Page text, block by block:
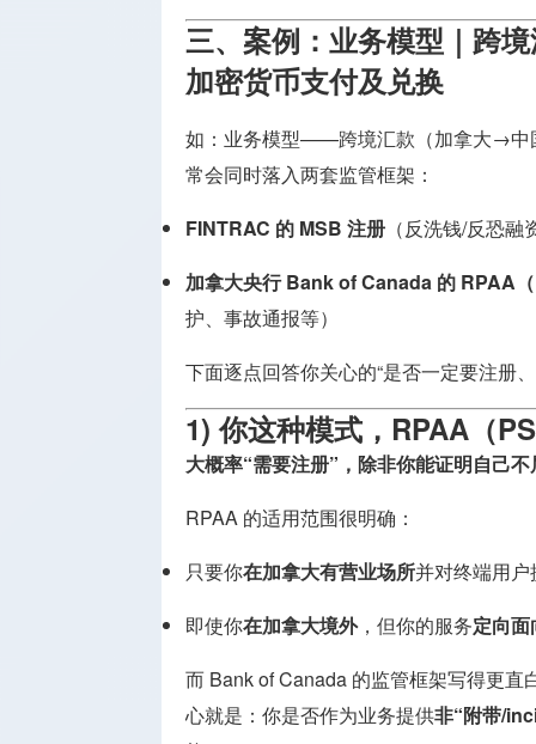
三、 案例： 业务模型 ｜ 跨
加密货币支付及兑换
如：业务模型——跨境汇款（加拿大→中
常会同时落入两套监管框架 ：
FINTRAC 的 MSB 注册 （反洗钱/反恐融
加拿大央行 Bank of Canada 的 RPAA
护、事故通报等）
下面逐点回答你关心的“是否一定要注册
1) 你这种模式，RPAA（
大概率“需要注册”，除非你能证明自己
RPAA 的适用范围很明确：
只要你在加拿大有营业场所并对终端用
即使你在加拿大境外，但你的服务定向
而 Bank of Canada 的监管框架写得更直
心就是：你是否作为业务提供非“附带/